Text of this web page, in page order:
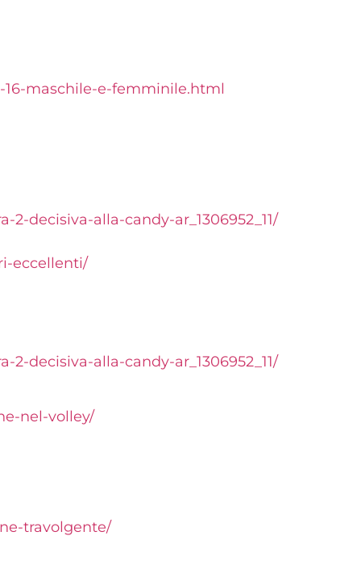
maschile-e-femminile.html
decisiva-alla-candy-ar_1306952_11/
eccellenti/
decisiva-alla-candy-ar_1306952_11/
nel-volley/
travolgente/